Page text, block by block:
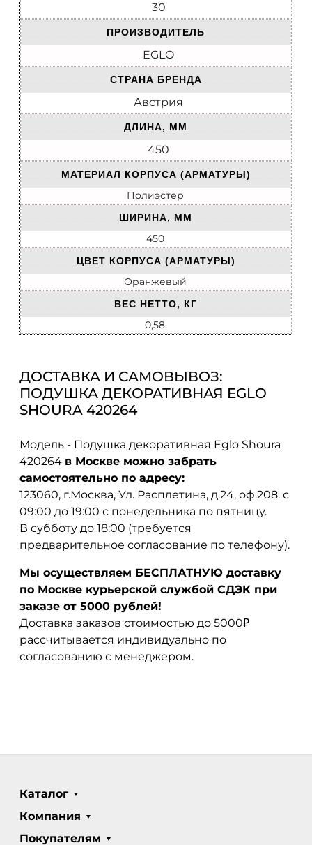
30
ПРОИЗВОДИТЕЛЬ
EGLO
СТРАНА БРЕНДА
Австрия
ДЛИНА, ММ
450
МАТЕРИАЛ КОРПУСА (АРМАТУРЫ)
Полиэстер
ШИРИНА, ММ
450
ЦВЕТ КОРПУСА (АРМАТУРЫ)
Оранжевый
ВЕС НЕТТО, КГ
0,58
ДОСТАВКА И САМОВЫВОЗ:
ПОДУШКА ДЕКОРАТИВНАЯ EGLO
SHOURA 420264
Модель - Подушка декоративная Eglo Shoura
420264 в Москве можно забрать
самостоятельно по адресу:
123060, г.Москва, Ул. Расплетина, д.24, оф.208. с
09:00 до 19:00 с понедельника по пятницу.
В субботу до 18:00 (требуется
предварительное согласование по телефону).
Мы осуществляем БЕСПЛАТНУЮ доставку
по Москве курьерской службой СДЭК при
заказе от 5000 рублей!
Доставка заказов стоимостью до 5000₽
рассчитывается индивидуально по
согласованию с менеджером.
Каталог
Компания
Покупателям